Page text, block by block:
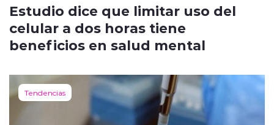
Estudio dice que limitar uso del
celular a dos horas tiene
beneficios en salud mental
Tendencias